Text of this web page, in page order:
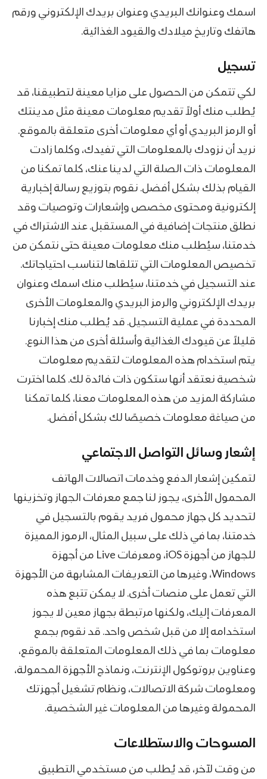
اسمك وعنوانك البريدي وعنوان بريدك الإلكتروني ورقم
هاتفك وتاريخ ميلادك والقيود الغذائية.
تسجيل
لكي تتمكن من الحصول على مزايا معينة لتطبيقنا، قد
يُطلب منك أولاً تقديم معلومات معينة مثل مدينتك
أو الرمز البريدي أو أي معلومات أخرى متعلقة بالموقع.
نريد أن نزودك بالمعلومات التي تفيدك، وكلما زادت
المعلومات ذات الصلة التي لدينا عنك، كلما تمكنا من
القيام بذلك بشكل أفضل. نقوم بتوزيع رسالة إخبارية
إلكترونية ومحتوى مخصص وإشعارات وتوصيات وقد
نطلق منتجات إضافية في المستقبل. عند الاشتراك في
خدمتنا، سيُطلب منك معلومات معينة حتى نتمكن من
تخصيص المعلومات التي تتلقاها لتناسب احتياجاتك.
عند التسجيل في خدمتنا، سيُطلب منك اسمك وعنوان
بريدك الإلكتروني والرمز البريدي والمعلومات الأخرى
المحددة في عملية التسجيل. قد يُطلب منك إخبارنا
قليلاً عن قيودك الغذائية وأسئلة أخرى من هذا النوع.
يتم استخدام هذه المعلومات لتقديم معلومات
شخصية نعتقد أنها ستكون ذات فائدة لك. كلما اخترت
مشاركة المزيد من هذه المعلومات معنا، كلما تمكنا
من صياغة معلومات خصيصًا لك بشكل أفضل.
إشعار وسائل التواصل الاجتماعي
لتمكين إشعار الدفع وخدمات اتصالات الهاتف
المحمول الأخرى، يجوز لنا جمع معرفات الجهاز وتخزينها
لتحديد كل جهاز محمول فريد يقوم بالتسجيل في
خدمتنا، بما في ذلك على سبيل المثال، الرموز المميزة
للجهاز من أجهزة iOS، ومعرفات Live من أجهزة
Windows، وغيرها من التعريفات المشابهة من الأجهزة
التي تعمل على منصات أخرى. لا يمكن تتبع هذه
المعرفات إليك، ولكنها مرتبطة بجهاز معين لا يجوز
استخدامه إلا من قبل شخص واحد. قد نقوم بجمع
معلومات بما في ذلك المعلومات المتعلقة بالموقع،
وعناوين بروتوكول الإنترنت، ونماذج الأجهزة المحمولة،
ومعلومات شركة الاتصالات، ونظام تشغيل أجهزتك
المحمولة وغيرها من المعلومات غير الشخصية.
المسوحات والاستطلاعات
من وقت لآخر، قد يُطلب من مستخدمي التطبيق